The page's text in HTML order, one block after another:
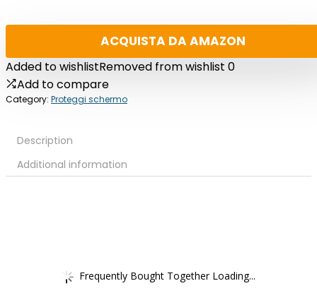
ACQUISTA DA AMAZON
Added to wishlistRemoved from wishlist 0
Add to compare
Category: Proteggi schermo
Description
Additional information
Frequently Bought Together Loading...